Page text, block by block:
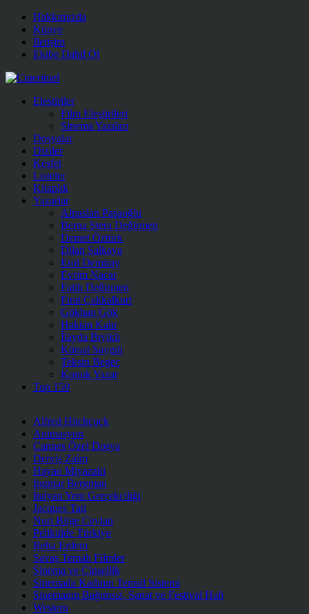
Hakkımızda
Künye
İletişim
Ekibe Dahil Ol
Eleştiriler
Film Eleştirileri
Sinema Yazıları
Dosyalar
Diziler
Keşfet
Listeler
Kitaplık
Yazarlar
Alpaslan Paşaoğlu
Berna Stera Değirmen
Demet Öztürk
Dilan Salkaya
Erol Demiray
Evrim Nacar
Fatih Değirmen
Fırat Çakkalkurt
Gökhan Gök
Haktan Kalır
İlayda Bıyıklı
Kürşat Saygılı
Teksin Begeç
Konuk Yazar
Top 150
Alfred Hitchcock
Animasyon
Cannes Özel Dosya
Derviş Zaim
Hayao Miyazaki
Ingmar Bergman
İtalyan Yeni Gerçekçiliği
Jacques Tati
Nuri Bilge Ceylan
Pelikülde Türkiye
Reha Erdem
Savaş Temalı Filmler
Sinema ve Cinsellik
Sinemada Kadının Temsil Sistemi
Sinemanın Bağımsız, Sanat ve Festival Hali
Western